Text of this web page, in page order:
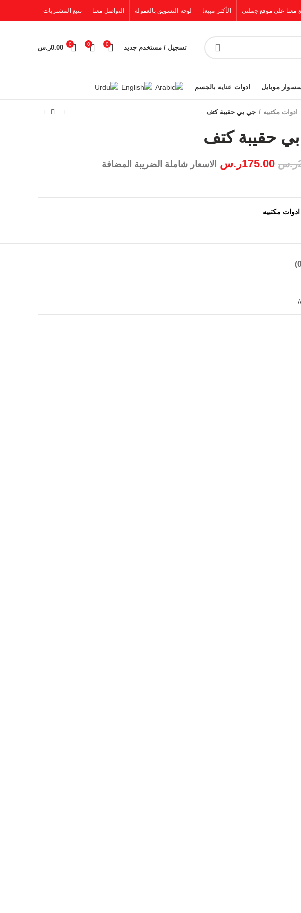
معنا على موقع جملتي الأكثر مبيعا لوحة التسويق بالعمولة التواصل معنا تتبع المشتريات
تسجيل / مستخدم جديد 0
0
0
0.00ر.س
موبايل ادوات عنايه بالجسم
ادوات مكتبيه
ر.س 175.00ر.س الاسعار شاملة الضريبة المضافة
ادوات مكتبيه